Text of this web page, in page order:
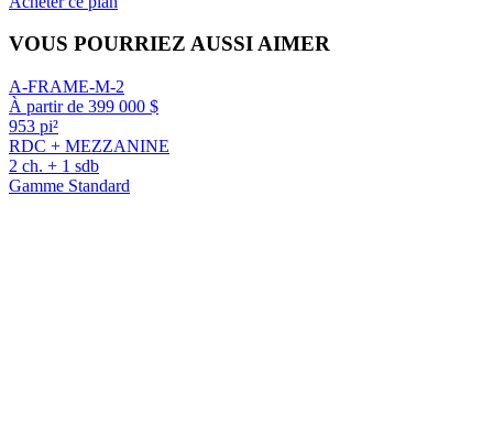
VOUS POURRIEZ AUSSI AIMER
A-FRAME-M-2
À partir de 399 000 $
953 pi²
RDC + MEZZANINE
2 ch. + 1 sdb
Gamme Standard